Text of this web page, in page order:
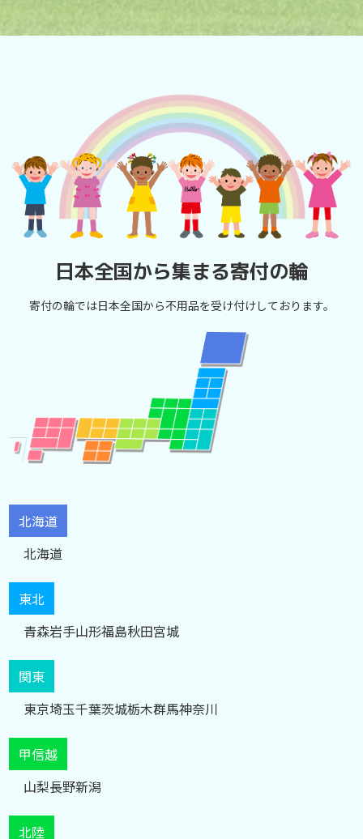
日本全国から集まる寄付の輪
寄付の輪では日本全国から不用品を受け付けしております。
北海道
北海道
東北
青森岩手山形福島秋田宮城
関東
東京埼玉千葉茨城栃木群馬神奈川
甲信越
山梨長野新潟
北陸